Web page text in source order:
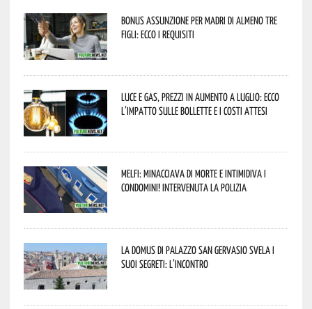
Bonus assunzione per madri di almeno tre
figli: ecco i requisiti
Luce e gas, prezzi in aumento a luglio: ecco
l’impatto sulle bollette e i costi attesi
Melfi: minacciava di morte e intimidiva i
condomini! Intervenuta la Polizia
La Domus di Palazzo San Gervasio svela i
suoi segreti: l’incontro